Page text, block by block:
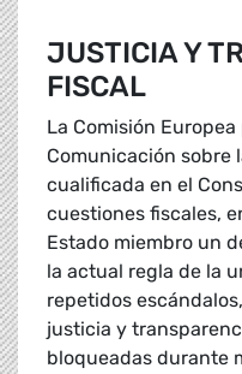
JUSTICIA Y
FISCAL
La Comisión
Comunicación sobre
cualificada en el
cuestiones fiscales,
Estado miembro un
la actual regla de la
repetidos
justicia y
bloqueadas durante